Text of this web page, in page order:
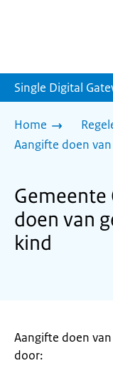
Single Digital
Home
Aangifte doen
doen van
kind
Aangifte doen
door: